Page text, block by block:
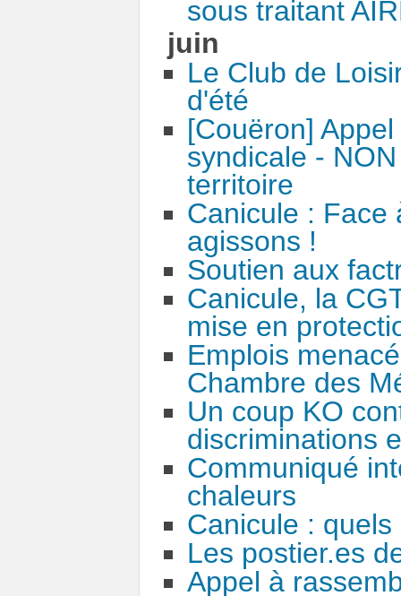
sous traitant
juin
Le Club de
d'été
[Couëron]
syndicale -
territoire
Canicule : Face
agissons !
Soutien aux
Canicule, la
mise en
Emplois
Chambre des
Un coup KO
discriminations
Communiqué
chaleurs
Canicule :
Les postier.es
Appel à